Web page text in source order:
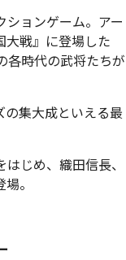
ションゲーム。アー
大戦』に登場した
各時代の武将たちが
集大成といえる最
じめ、織田信長、
。